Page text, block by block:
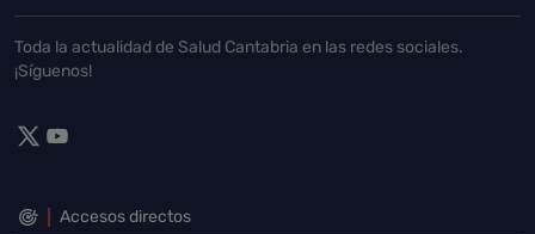
Toda la actualidad de Salud Cantabria en las redes sociales.
¡Síguenos!
Accesos directos